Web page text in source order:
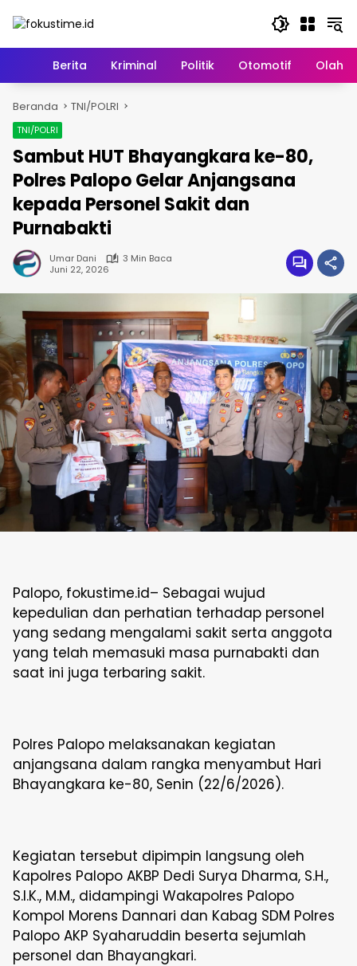
HomeBerita Kriminal Politik Otomotif
Beranda TNI/POLRI
TNI/POLRI
Sambut HUT Bhayangkara ke-80,
Polres Palopo Gelar Anjangsana
kepada Personel Sakit dan
Purnabakti
Umar Dani
3 Min Baca
Juni 22, 2026
Palopo, fokustime.id– Sebagai wujud
kepedulian dan perhatian terhadap personel
yang sedang mengalami sakit serta anggota
yang telah memasuki masa purnabakti dan
saat ini juga terbaring sakit.
Polres Palopo melaksanakan kegiatan
anjangsana dalam rangka menyambut Hari
Bhayangkara ke-80, Senin (22/6/2026).
Kegiatan tersebut dipimpin langsung oleh
Kapolres Palopo AKBP Dedi Surya Dharma, S.H.,
S.I.K., M.M., didampingi Wakapolres Palopo
Kompol Morens Dannari dan Kabag SDM Polres
Palopo AKP Syaharuddin beserta sejumlah
personel dan Bhayangkari.